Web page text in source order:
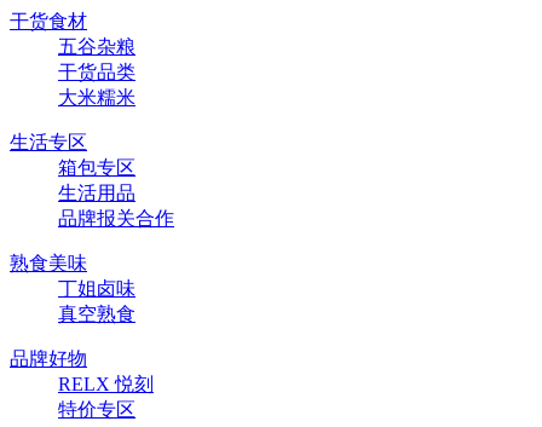
干货食材
五谷杂粮
干货品类
大米糯米
生活专区
箱包专区
生活用品
品牌报关合作
熟食美味
丁姐卤味
真空熟食
品牌好物
RELX 悦刻
特价专区